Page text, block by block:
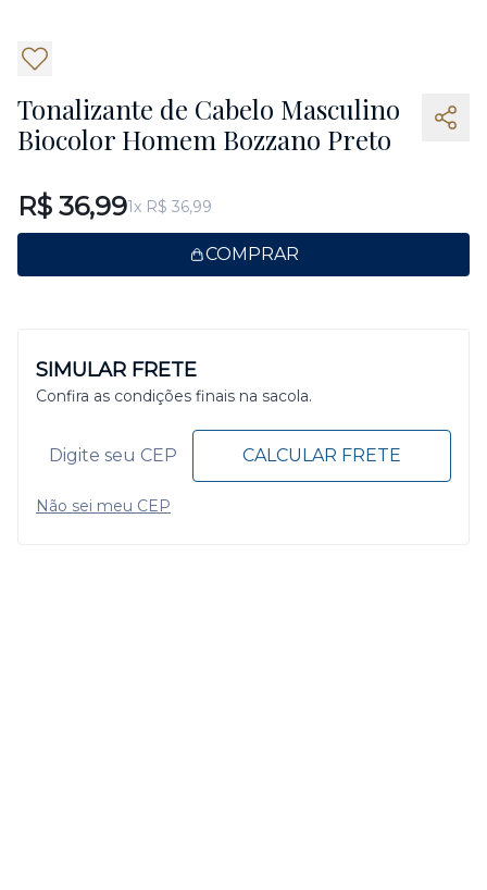
Tonalizante de Cabelo Masculino
Biocolor Homem Bozzano Preto
R$ 36,991x R$ 36,99
COMPRAR
SIMULAR FRETE
Confira as condições finais na sacola.
CALCULAR FRETE
Não sei meu CEP